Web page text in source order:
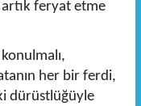
feryat etme
her bir ferdi,
dürüstlüğüyle